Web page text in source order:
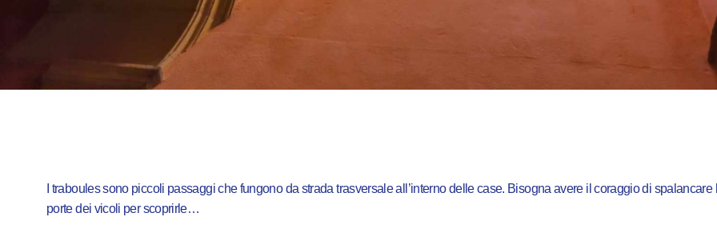
I traboules sono piccoli passaggi che fungono da strada trasversale all’interno delle case. Bisogna avere il coraggio di spalancare
porte dei vicoli per scoprirle…